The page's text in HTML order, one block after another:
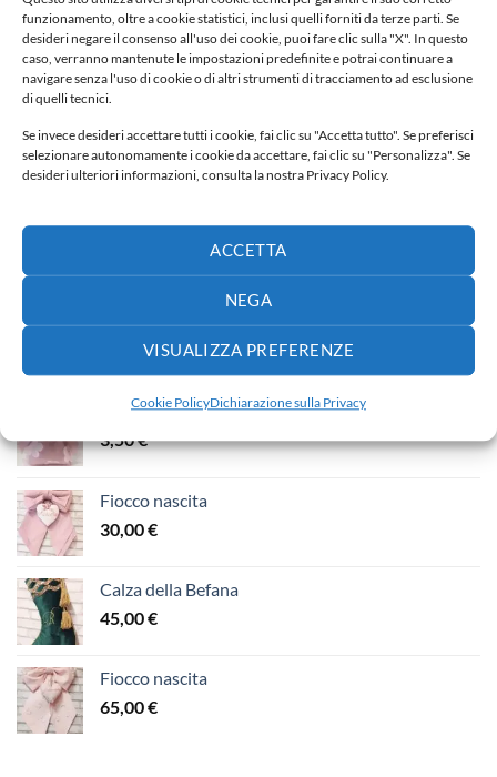
funzionamento, oltre a cookie statistici, inclusi quelli forniti da terze parti. Se
desideri negare il consenso all'uso dei cookie, puoi fare clic sulla "X". In questo
caso, verranno mantenute le impostazioni predefinite e potrai continuare a
navigare senza l'uso di cookie o di altri strumenti di tracciamento ad esclusione
di quelli tecnici.
Se invece desideri accettare tutti i cookie, fai clic su "Accetta tutto". Se preferisci
selezionare autonomamente i cookie da accettare, fai clic su "Personalizza". Se
desideri ulteriori informazioni, consulta la nostra Privacy Policy.
ACCETTA
NEGA
VISUALIZZA PREFERENZE
Cookie PolicyDichiarazione sulla Privacy
Fiocco nascita
65,00€
Fiocco nascita
140,00€
Fascia
prezzo:
da
65,00 €
a
110,00 €
Porta confetti
3,50€
Fiocco nascita
30,00€
Calza della Befana
45,00€
Fiocco nascita
65,00€